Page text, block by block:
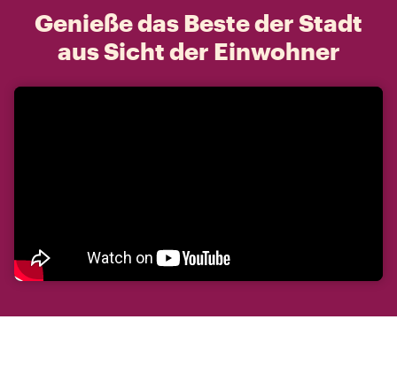
Genieße das Beste der Stadt
aus Sicht der Einwohner